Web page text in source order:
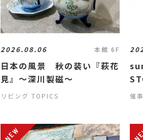
2026.08.06 本館 6F
日本の風景 秋の装い『萩花
見』〜深川製磁〜
リビング TOPICS 催